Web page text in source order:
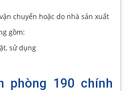
chuyển hoặc do nhà sản xuất
gồm:
sử dụng
phòng 190 chính